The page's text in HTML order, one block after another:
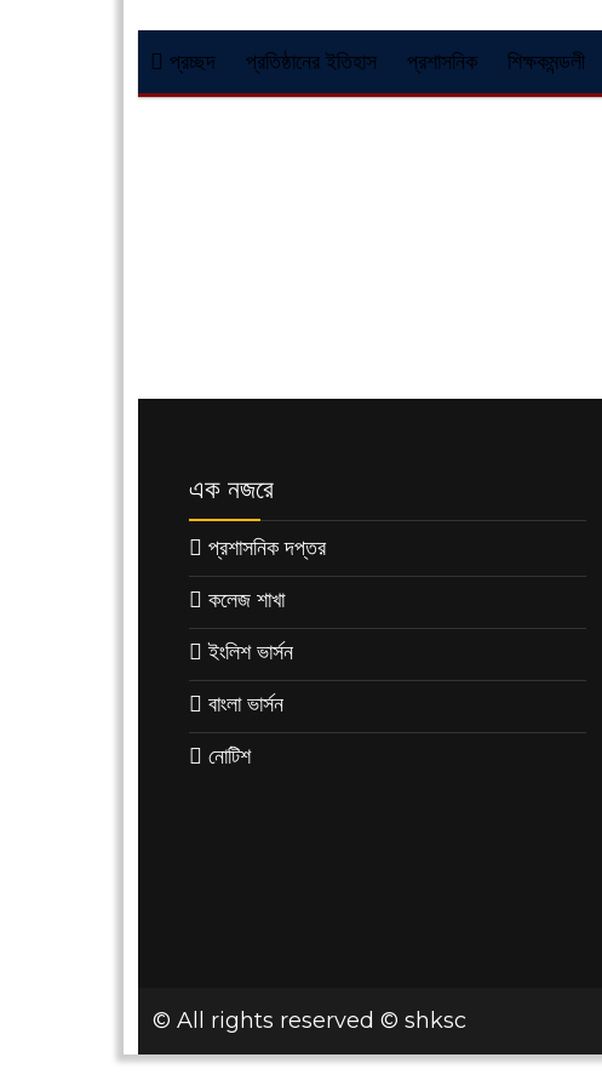
প্রচ্ছদ প্রতিষ্ঠানের ইতিহাস প্রশাসনিক শিক্ষকমন্ডলী
এক নজরে
প্রশাসনিক দপ্তর
কলেজ শাখা
ইংলিশ ভার্সন
বাংলা ভার্সন
নোটিশ
© All rights reserved © shksc